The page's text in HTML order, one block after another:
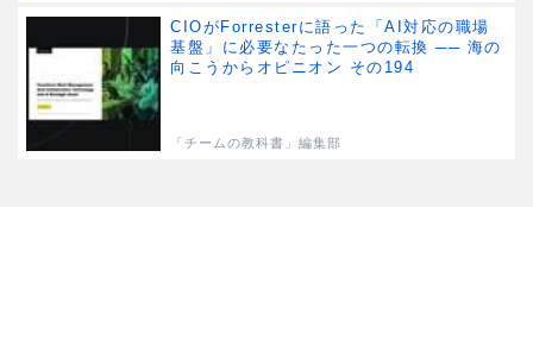
CIOがForresterに語った「AI対応の職場
基盤」に必要なたった一つの転換 ── 海の
向こうからオピニオン その194
「チームの教科書」編集部